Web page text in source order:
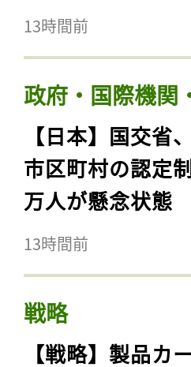
13時間前
政府・国際機関
【日本】国交省
市区町村の認定
万人が懸念状態
13時間前
戦略
【戦略】製品カ